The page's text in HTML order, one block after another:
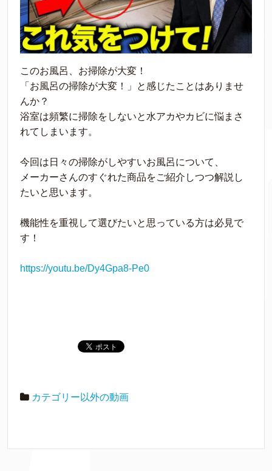
このお風呂、お掃除が大変！
「お風呂の掃除が大変！」と感じたことはありませ
んか？
浴室は頻繁に掃除をしないと水アカやカビに悩まさ
れてしまいます。
今回は日々の掃除がしやすいお風呂について、
メーカーさんのすぐれた商品をご紹介しつつ解説し
たいと思います。
機能性を重視して選びたいと思っている方は必見で
す！
https://youtu.be/Dy4Gpa8-Pe0
カテゴリー以外の動画